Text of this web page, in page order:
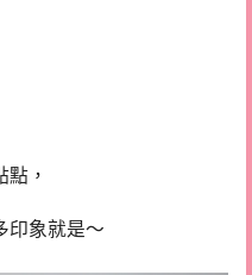
，
印象就是～